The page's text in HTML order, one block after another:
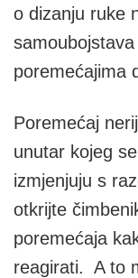
o dizanju ruke
poremećajima
Poremećaj
unutar kojeg
izmjenjuju s
otkrijte
poremećaja
reagirati. A to